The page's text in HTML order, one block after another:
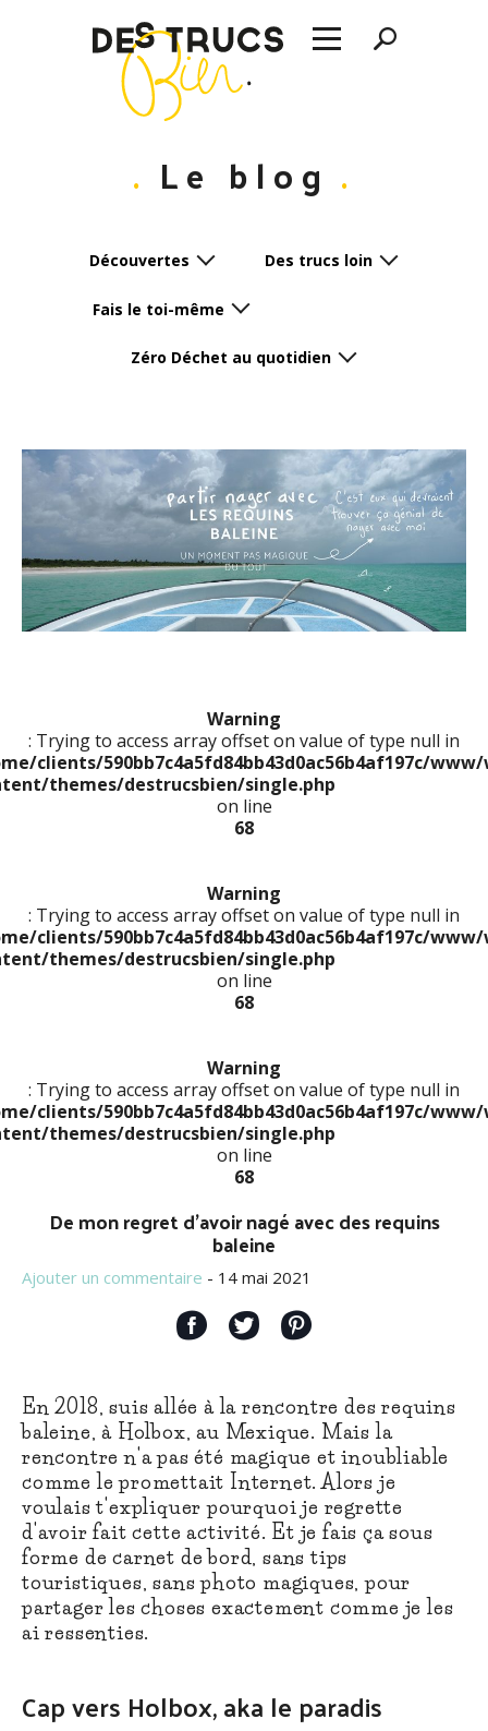
Le blog
Découvertes Des trucs loin
Fais le toi-même
Zéro Déchet au quotidien
Warning
: Trying to access array offset on value of type null in
clients/590bb7c4a5fd84bb43d0ac56b4af197c/
themes/destrucsbien/single.php
on line
68
Warning
: Trying to access array offset on value of type null in
clients/590bb7c4a5fd84bb43d0ac56b4af197c/
themes/destrucsbien/single.php
on line
68
Warning
: Trying to access array offset on value of type null in
clients/590bb7c4a5fd84bb43d0ac56b4af197c/
themes/destrucsbien/single.php
on line
68
De mon regret d’avoir nagé avec des requins
baleine
Ajouter un commentaire - 14 mai 2021
En 2018, suis allée à la rencontre des requins
baleine, à Holbox, au Mexique. Mais la
rencontre n'a pas été magique et inoubliable
comme le promettait Internet. Alors je
voulais t'expliquer pourquoi je regrette
d'avoir fait cette activité. Et je fais ça sous
forme de carnet de bord, sans tips
touristiques, sans photo magiques, pour
partager les choses exactement comme je les
ai ressenties.
Cap vers Holbox, aka le paradis